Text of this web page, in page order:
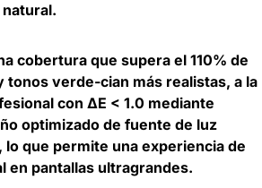
cobertura que supera el 110% de
tonos verde-cian más realistas, a la
con ΔE < 1.0 mediante
optimizado de fuente de luz
que permite una experiencia de
en pantallas ultragrandes.